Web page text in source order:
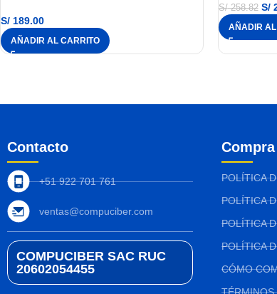
S/ 189.00
AÑADIR AL CARRITO
S/258.82 S/
AÑADIR
Contacto
+51 922 701 761
ventas@compuciber.com
COMPUCIBER SAC RUC
20602054455
POLÍTICA
POLÍTICA
POLÍTICA
POLÍTICA
CÓMO